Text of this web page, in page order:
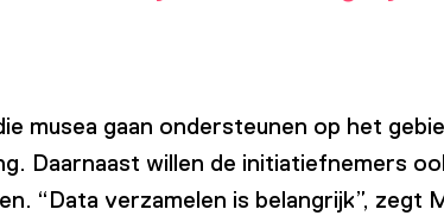
musea gaan ondersteunen op het
Daarnaast willen de initiatiefnemers
“Data verzamelen is belangrijk”, zegt